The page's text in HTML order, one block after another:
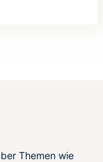
Themen wie